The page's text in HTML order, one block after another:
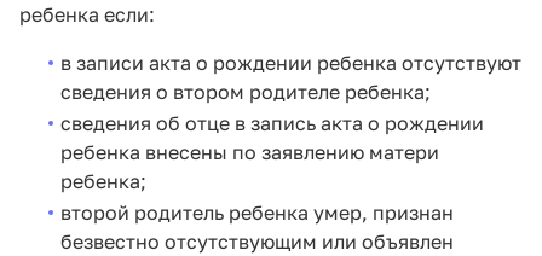
ребенка если:
в записи акта о рождении ребенка отсутствуют
сведения о втором родителе ребенка;
сведения об отце в запись акта о рождении
ребенка внесены по заявлению матери
ребенка;
второй родитель ребенка умер, признан
безвестно отсутствующим или объявлен